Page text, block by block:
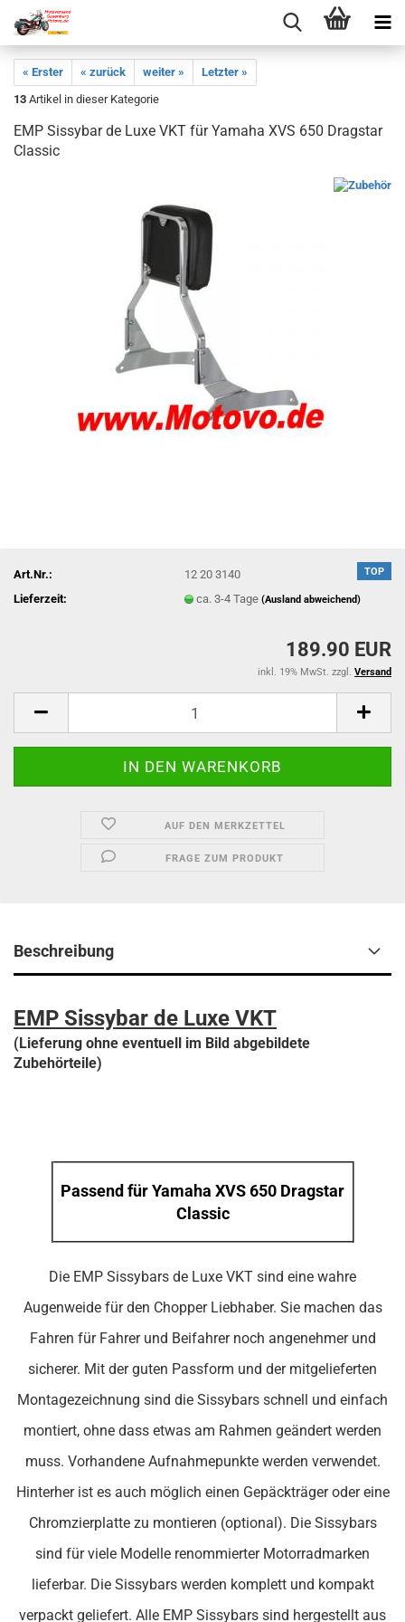
« Erster « zurück weiter »
Letzter »
13 Artikel in dieser Kategorie
EMP Sissybar de Luxe VKT für Yamaha XVS 650 Dragstar
Classic
TOP
Art.Nr.:
12 20 3140
Lieferzeit:
ca. 3-4 Tage(Ausland abweichend)
189.90 EUR
inkl. 19% MwSt. zzgl. Versand
AUF DEN MERKZETTEL
FRAGE ZUM PRODUKT
Beschreibung
EMP Sissybar de Luxe VKT
(Lieferung ohne eventuell im Bild abgebildete
Zubehörteile)
Passend für Yamaha XVS 650 Dragstar
Classic
Die EMP Sissybars de Luxe VKT sind eine wahre
Augenweide für den Chopper Liebhaber. Sie machen das
Fahren für Fahrer und Beifahrer noch angenehmer und
sicherer. Mit der guten Passform und der mitgelieferten
Montagezeichnung sind die Sissybars schnell und einfach
montiert, ohne dass etwas am Rahmen geändert werden
muss. Vorhandene Aufnahmepunkte werden verwendet.
Hinterher ist es auch möglich einen Gepäckträger oder eine
Chromzierplatte zu montieren (optional). Die Sissybars
sind für viele Modelle renommierter Motorradmarken
lieferbar. Die Sissybars werden komplett und kompakt
verpackt geliefert. Alle EMP Sissybars sind hergestellt aus